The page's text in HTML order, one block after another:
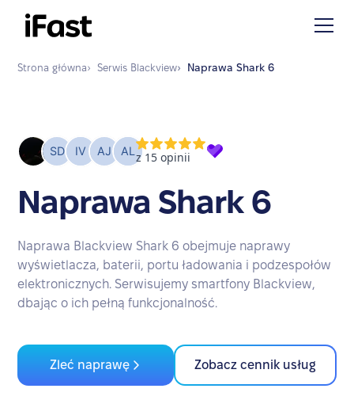
Strona główna› Serwis Blackview› Naprawa Shark 6
Naprawa Shark 6
Naprawa Blackview Shark 6 obejmuje naprawy
wyświetlacza, baterii, portu ładowania i podzespołów
elektronicznych. Serwisujemy smartfony Blackview,
dbając o ich pełną funkcjonalność.
Zleć naprawę Zobacz cennik usług